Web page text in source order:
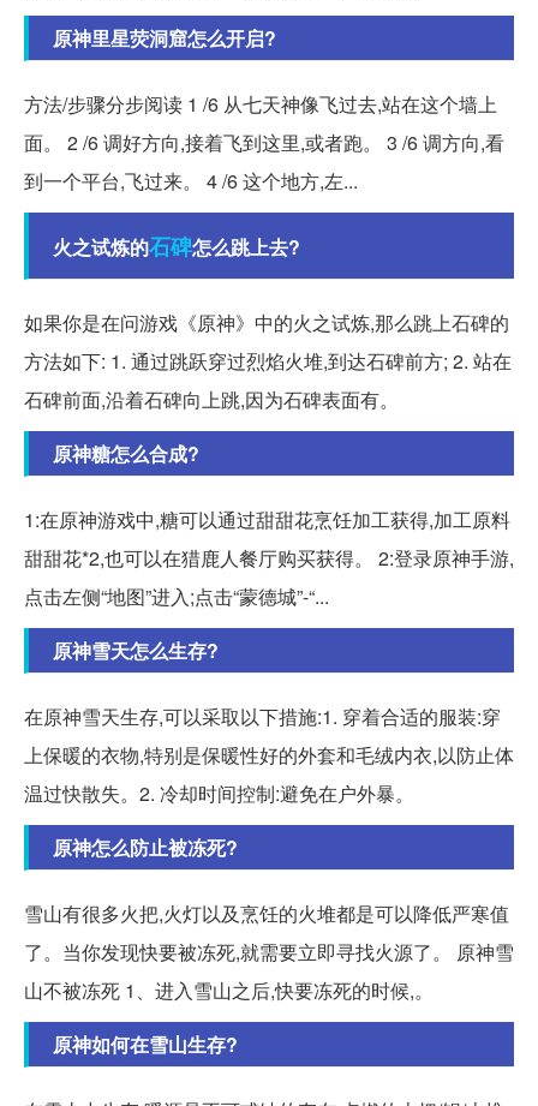
原神里星荧洞窟怎么开启?
方法/步骤分步阅读 1 /6 从七天神像飞过去,站在这个墙上
面。 2 /6 调好方向,接着飞到这里,或者跑。 3 /6 调方向,看
到一个平台,飞过来。 4 /6 这个地方,左...
火之试炼的石碑怎么跳上去?
如果你是在问游戏《原神》中的火之试炼,那么跳上石碑的
方法如下: 1. 通过跳跃穿过烈焰火堆,到达石碑前方; 2. 站在
石碑前面,沿着石碑向上跳,因为石碑表面有。
原神糖怎么合成?
1:在原神游戏中,糖可以通过甜甜花烹饪加工获得,加工原料
甜甜花*2,也可以在猎鹿人餐厅购买获得。 2:登录原神手游,
点击左侧“地图”进入;点击“蒙德城”-“...
原神雪天怎么生存?
在原神雪天生存,可以采取以下措施:1. 穿着合适的服装:穿
上保暖的衣物,特别是保暖性好的外套和毛绒内衣,以防止体
温过快散失。2. 冷却时间控制:避免在户外暴。
原神怎么防止被冻死?
雪山有很多火把,火灯以及烹饪的火堆都是可以降低严寒值
了。当你发现快要被冻死,就需要立即寻找火源了。 原神雪
山不被冻死 1、进入雪山之后,快要冻死的时候,。
原神如何在雪山生存?